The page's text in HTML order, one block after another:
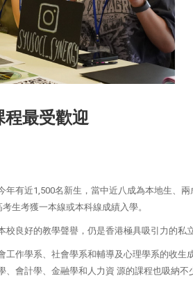
最受歡迎
有近1,500名新生，當中近八成為本地生、兩
生考獲一本線或本科線成績入學。
良好的教學聲譽，仍是香港極具吸引力的私立
作學系、社會學系和輔導及心理學系的收生
會計學、金融學和人力資 源的課程也吸納不